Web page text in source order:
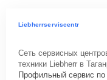
Liebherrserviscentr
Сеть сервисных
техники Liebherr в
Профильный сервис по